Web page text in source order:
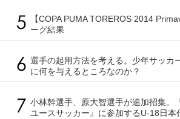
【COPA PUMA TOREROS 2014
ーグ結果
選手の起用方法を考える。少年サッカ
に何を与えるところなのか？
小林幹選手、原大智選手が追加招集。
ユースサッカー』に参加するU-18日本